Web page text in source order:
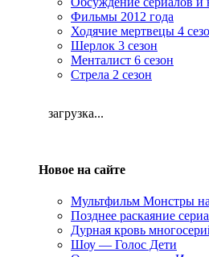
Фильмы 2012 года
Ходячие мертвецы 4
Шерлок 3 сезон
Менталист 6 сезон
Стрела 2 сезон
загрузка...
Новое на сайте
Мультфильм Монстры
Позднее раскаяние
Дурная кровь
Шоу — Голос Дети